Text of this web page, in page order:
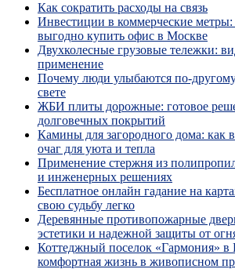
Как сократить расходы на связь
Инвестиции в коммерческие метры:
выгодно купить офис в Москве
Двухколесные грузовые тележки:
применение
Почему люди улыбаются
свете
ЖБИ плиты дорожные: готовое
долговечных покрытий
Камины для загородного дома: как
очаг для уюта и тепла
Применение стержня из
и инженерных решениях
Бесплатное онлайн гадание на
свою судьбу легко
Деревянные противопожарные
эстетики и надежной защиты от
Коттеджный поселок «Гармония» в
комфортная жизнь в живописном